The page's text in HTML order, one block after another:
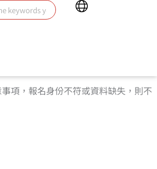
Main
項，報名身份不符或資料缺失，則不